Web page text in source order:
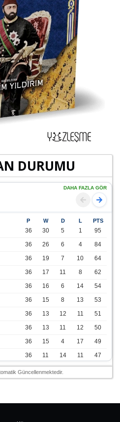
DURUMU
DAHA FAZLA GÖR
P W D L PTS
36 30 5 1
95
36 26 6 4
84
36 19 7 10
64
36 17 11 8
62
36 16 6 14
54
36 15 8 13
53
36 13 12 11
51
36 13 11 12
50
36 15 4 17
49
36 11 14 11
47
Güncellenmektedir.